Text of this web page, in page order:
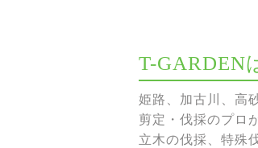
T-GARDEN
姫路、加古川、高
剪定・伐採のプロ
立木の伐採、特殊